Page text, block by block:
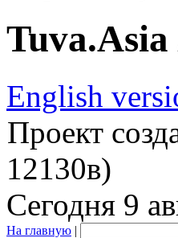
English
Проект
12130в)
Сегодня 9
На главную |